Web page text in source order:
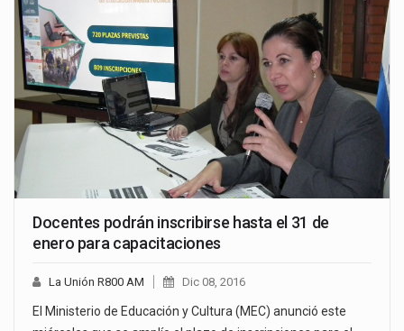
Docentes podrán inscribirse hasta el 31 de
enero para capacitaciones
La Unión R800 AM Dic 08, 2016
El Ministerio de Educación y Cultura (MEC) anunció este